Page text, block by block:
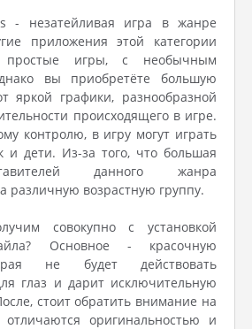
- незатейливая игра в жанре
приложения этой категории
простые игры, с необычным
вы приобретёте большую
яркой графики, разнообразной
происходящего в игре.
контролю, в игру могут играть
и дети. Из-за того, что большая
данного жанра
различную возрастную группу.
совокупно с установкой
Основное - красочную
не будет действовать
глаз и дарит исключительную
стоит обратить внимание на
оригинальностью и